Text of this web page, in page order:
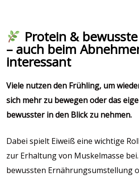
Protein &
– auch beim
interessant
Viele nutzen den Frühling, um
sich mehr zu bewegen oder das
bewusster in den Blick zu nehmen.
Dabei spielt Eiweiß eine wichtige
zur Erhaltung von Muskelmasse
bewussten Ernährungsumstellung